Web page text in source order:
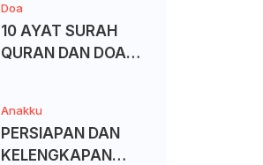
Doa
10 AYAT SURAH
QURAN DAN DOA
Anakku
PERSIAPAN DAN
KELENGKAPAN